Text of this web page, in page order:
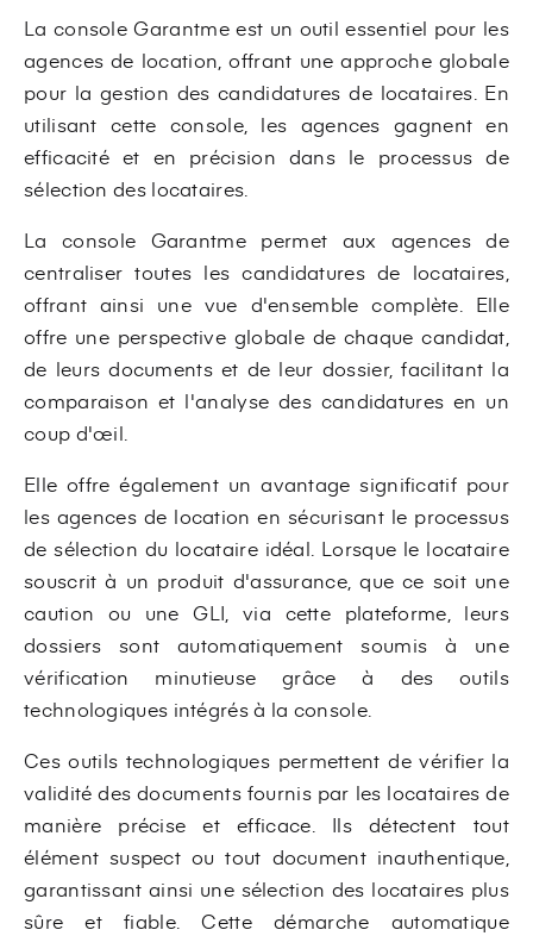
La console Garantme est un outil essentiel pour les
agences de location, offrant une approche globale
pour la gestion des candidatures de locataires. En
utilisant cette console, les agences gagnent en
efficacité et en précision dans le processus de
sélection des locataires.
La console Garantme permet aux agences de
centraliser toutes les candidatures de locataires,
offrant ainsi une vue d'ensemble complète. Elle
offre une perspective globale de chaque candidat,
de leurs documents et de leur dossier, facilitant la
comparaison et l'analyse des candidatures en un
coup d'œil.
Elle offre également un avantage significatif pour
les agences de location en sécurisant le processus
de sélection du locataire idéal. Lorsque le locataire
souscrit à un produit d'assurance, que ce soit une
caution ou une GLI, via cette plateforme, leurs
dossiers sont automatiquement soumis à une
vérification minutieuse grâce à des outils
technologiques intégrés à la console.
Ces outils technologiques permettent de vérifier la
validité des documents fournis par les locataires de
manière précise et efficace. Ils détectent tout
élément suspect ou tout document inauthentique,
garantissant ainsi une sélection des locataires plus
sûre et fiable. Cette démarche automatique